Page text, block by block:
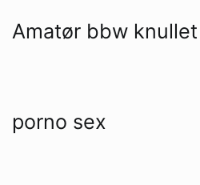
Amatør bbw
porno sex